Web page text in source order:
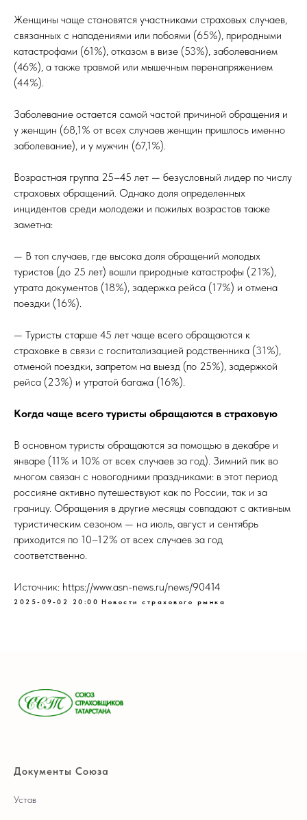
Женщины чаще становятся участниками страховых случаев,
связанных с нападениями или побоями (65%), природными
катастрофами (61%), отказом в визе (53%), заболеванием
(46%), а также травмой или мышечным перенапряжением
(44%).
Заболевание остается самой частой причиной обращения и
у женщин (68,1% от всех случаев женщин пришлось именно
заболевание), и у мужчин (67,1%).
Возрастная группа 25–45 лет — безусловный лидер по числу
страховых обращений. Однако доля определенных
инцидентов среди молодежи и пожилых возрастов также
заметна:
— В топ случаев, где высока доля обращений молодых
туристов (до 25 лет) вошли природные катастрофы (21%),
утрата документов (18%), задержка рейса (17%) и отмена
поездки (16%).
— Туристы старше 45 лет чаще всего обращаются к
страховке в связи с госпитализацией родственника (31%),
отменой поездки, запретом на выезд (по 25%), задержкой
рейса (23%) и утратой багажа (16%).
Когда чаще всего туристы обращаются в страховую
В основном туристы обращаются за помощью в декабре и
январе (11% и 10% от всех случаев за год). Зимний пик во
многом связан с новогодними праздниками: в этот период
россияне активно путешествуют как по России, так и за
границу. Обращения в другие месяцы совпадают с активным
туристическим сезоном — на июль, август и сентябрь
приходится по 10–12% от всех случаев за год
соответственно.
Источник: https://www.asn-news.ru/news/90414
2025-09-02 20:00 Новости страхового рынка
Документы Союза
Устав